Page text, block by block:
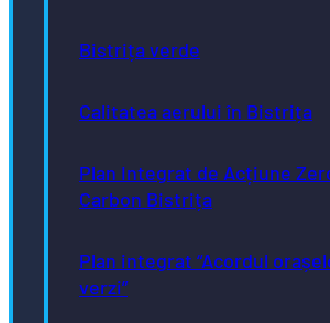
Bistrița verde
Calitatea aerului în Bistrița
Plan Integrat de Acțiune
Carbon Bistrița
Plan integrat “Acordul
verzi”